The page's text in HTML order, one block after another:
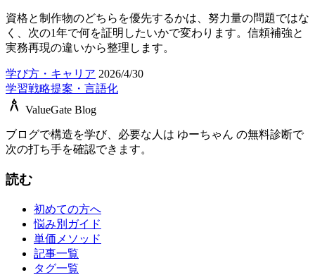
資格と制作物のどちらを優先するかは、努力量の問題ではな
く、次の1年で何を証明したいかで変わります。信頼補強と
実務再現の違いから整理します。
学び方・キャリア 2026/4/30
学習戦略提案・言語化
architecture ValueGate Blog
ブログで構造を学び、必要な人は ゆーちゃん の無料診断で
次の打ち手を確認できます。
読む
初めての方へ
悩み別ガイド
単価メソッド
記事一覧
タグ一覧